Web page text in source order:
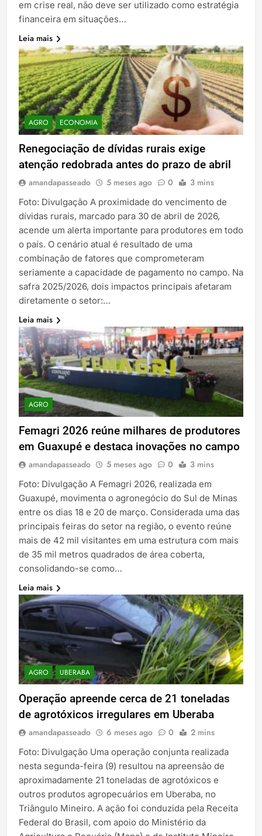
em crise real, não deve ser utilizado como estratégia
financeira em situações…
Leia mais
AGRO ECONOMIA
Renegociação de dívidas rurais exige
atenção redobrada antes do prazo de abril
amandapasseado 5 meses ago 0 3 mins
Foto: Divulgação A proximidade do vencimento de
dívidas rurais, marcado para 30 de abril de 2026,
acende um alerta importante para produtores em todo
o país. O cenário atual é resultado de uma
combinação de fatores que comprometeram
seriamente a capacidade de pagamento no campo. Na
safra 2025/2026, dois impactos principais afetaram
diretamente o setor:…
Leia mais
AGRO
Femagri 2026 reúne milhares de produtores
em Guaxupé e destaca inovações no campo
amandapasseado 5 meses ago 0 3 mins
Foto: Divulgação A Femagri 2026, realizada em
Guaxupé, movimenta o agronegócio do Sul de Minas
entre os dias 18 e 20 de março. Considerada uma das
principais feiras do setor na região, o evento reúne
mais de 42 mil visitantes em uma estrutura com mais
de 35 mil metros quadrados de área coberta,
consolidando-se como…
Leia mais
AGRO UBERABA
Operação apreende cerca de 21 toneladas
de agrotóxicos irregulares em Uberaba
amandapasseado 6 meses ago 0 2 mins
Foto: Divulgação Uma operação conjunta realizada
nesta segunda-feira (9) resultou na apreensão de
aproximadamente 21 toneladas de agrotóxicos e
outros produtos agropecuários em Uberaba, no
Triângulo Mineiro. A ação foi conduzida pela Receita
Federal do Brasil, com apoio do Ministério da